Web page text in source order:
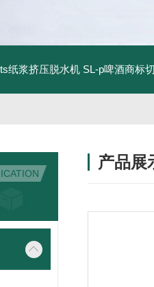
纸浆挤压脱水机 SL-p啤酒商标
产品展